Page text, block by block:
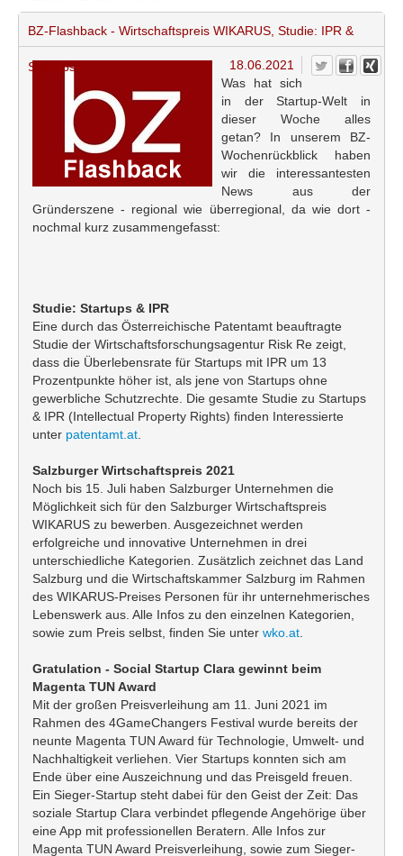
BZ-Flashback - Wirtschaftspreis WIKARUS, Studie: IPR &
Startups,...
18.06.2021
Was hat sich
in der Startup-Welt in
dieser Woche alles
getan? In unserem BZ-
Wochenrückblick haben
wir die interessantesten
News aus der
Gründerszene - regional wie überregional, da wie dort -
nochmal kurz zusammengefasst:
Studie: Startups & IPR
Eine durch das Österreichische Patentamt beauftragte
Studie der Wirtschaftsforschungsagentur Risk Re zeigt,
dass die Überlebensrate für Startups mit IPR um 13
Prozentpunkte höher ist, als jene von Startups ohne
gewerbliche Schutzrechte. Die gesamte Studie zu Startups
& IPR (Intellectual Property Rights) finden Interessierte
unter patentamt.at.
Salzburger Wirtschaftspreis 2021
Noch bis 15. Juli haben Salzburger Unternehmen die
Möglichkeit sich für den Salzburger Wirtschaftspreis
WIKARUS zu bewerben. Ausgezeichnet werden
erfolgreiche und innovative Unternehmen in drei
unterschiedliche Kategorien. Zusätzlich zeichnet das Land
Salzburg und die Wirtschaftskammer Salzburg im Rahmen
des WIKARUS-Preises Personen für ihr unternehmerisches
Lebenswerk aus. Alle Infos zu den einzelnen Kategorien,
sowie zum Preis selbst, finden Sie unter wko.at.
Gratulation - Social Startup Clara gewinnt beim
Magenta TUN Award
Mit der großen Preisverleihung am 11. Juni 2021 im
Rahmen des 4GameChangers Festival wurde bereits der
neunte Magenta TUN Award für Technologie, Umwelt- und
Nachhaltigkeit verliehen. Vier Startups konnten sich am
Ende über eine Auszeichnung und das Preisgeld freuen.
Ein Sieger-Startup steht dabei für den Geist der Zeit: Das
soziale Startup Clara verbindet pflegende Angehörige über
eine App mit professionellen Beratern. Alle Infos zur
Magenta TUN Award Preisverleihung, sowie zum Sieger-